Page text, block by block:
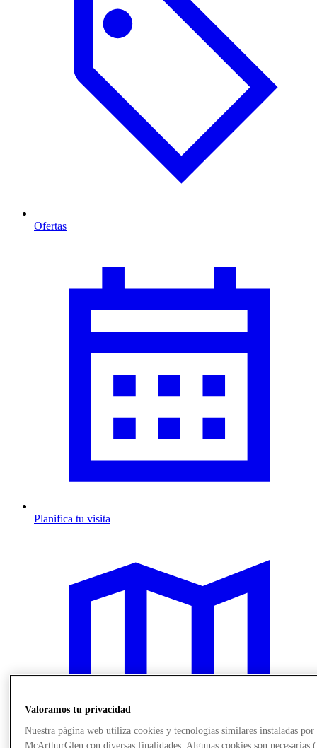
Ofertas
Planifica tu visita
Valoramos tu privacidad
Nuestra página web utiliza cookies y tecnologías similares instaladas por
McArthurGlen con diversas finalidades. Algunas cookies son necesarias